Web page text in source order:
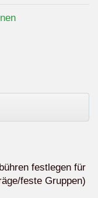
festlegen für
feste Gruppen)